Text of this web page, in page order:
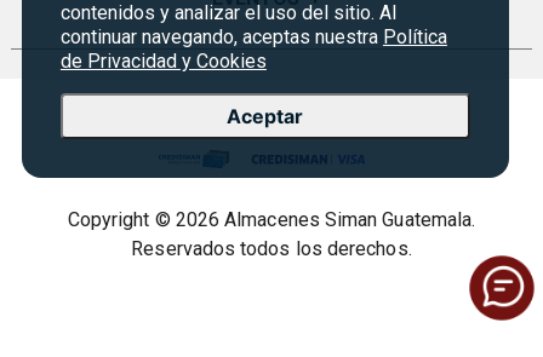
contenidos y analizar el uso del sitio. Al
continuar navegando, aceptas nuestra Política
de Privacidad y Cookies
Aceptar
Servicios
Empleos Siman
Siman PRO
Credisiman
Política de devoluciones y garantías
Contáctenos
Seguridad del sitio
Política de Privacidad
Términos legales
Rebajas
Copyright © 2026 Almacenes Siman Guatemala.
Reservados todos los derechos.